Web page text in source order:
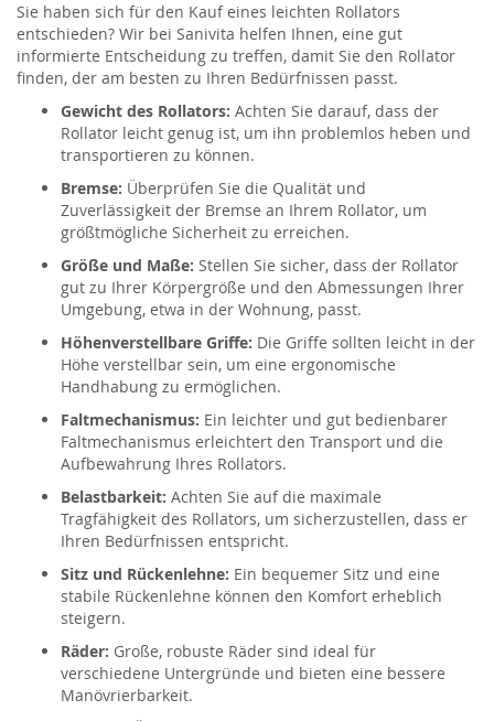
Sie haben sich für den Kauf eines leichten Rollators
entschieden? Wir bei Sanivita helfen Ihnen, eine gut
informierte Entscheidung zu treffen, damit Sie den Rollator
finden, der am besten zu Ihren Bedürfnissen passt.
Gewicht des Rollators: Achten Sie darauf, dass der
Rollator leicht genug ist, um ihn problemlos heben und
transportieren zu können.
Bremse: Überprüfen Sie die Qualität und
Zuverlässigkeit der Bremse an Ihrem Rollator, um
größtmögliche Sicherheit zu erreichen.
Größe und Maße: Stellen Sie sicher, dass der Rollator
gut zu Ihrer Körpergröße und den Abmessungen Ihrer
Umgebung, etwa in der Wohnung, passt.
Höhenverstellbare Griffe: Die Griffe sollten leicht in der
Höhe verstellbar sein, um eine ergonomische
Handhabung zu ermöglichen.
Faltmechanismus: Ein leichter und gut bedienbarer
Faltmechanismus erleichtert den Transport und die
Aufbewahrung Ihres Rollators.
Belastbarkeit: Achten Sie auf die maximale
Tragfähigkeit des Rollators, um sicherzustellen, dass er
Ihren Bedürfnissen entspricht.
Sitz und Rückenlehne: Ein bequemer Sitz und eine
stabile Rückenlehne können den Komfort erheblich
steigern.
Räder: Große, robuste Räder sind ideal für
verschiedene Untergründe und bieten eine bessere
Manövrierbarkeit.